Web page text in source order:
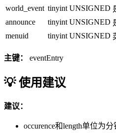
world_event tinyint UNSIGNED
announce
tinyint UNSIGNED
menuid
tinyint UNSIGNED
主键： eventEntry
💡 使用建议
建议：
occurence和length单位为分